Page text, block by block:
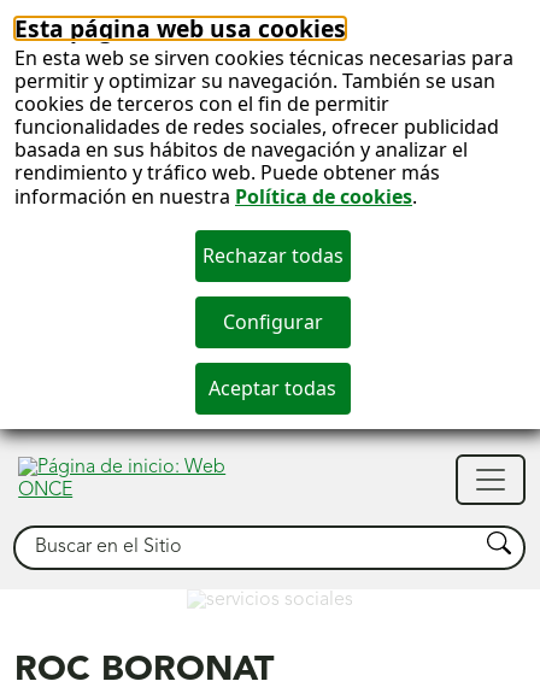
Esta página web usa cookies
En esta web se sirven cookies técnicas necesarias para
permitir y optimizar su navegación. También se usan
cookies de terceros con el fin de permitir
funcionalidades de redes sociales, ofrecer publicidad
basada en sus hábitos de navegación y analizar el
rendimiento y tráfico web. Puede obtener más
información en nuestra Política de cookies.
Buscar Buscar
Servicios Sociales
ROC BORONAT